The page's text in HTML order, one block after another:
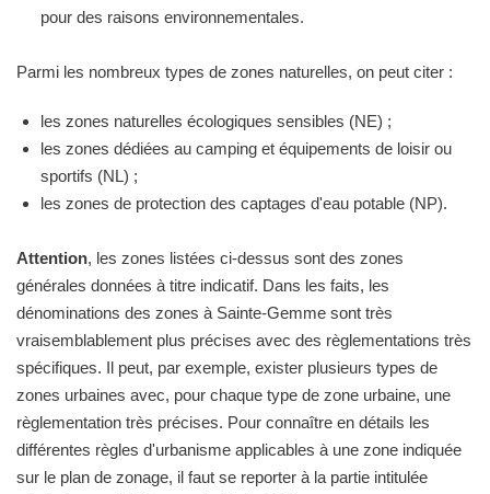
pour des raisons environnementales.
Parmi les nombreux types de zones naturelles, on peut citer :
les zones naturelles écologiques sensibles (NE) ;
les zones dédiées au camping et équipements de loisir ou
sportifs (NL) ;
les zones de protection des captages d'eau potable (NP).
Attention, les zones listées ci-dessus sont des zones
générales données à titre indicatif. Dans les faits, les
dénominations des zones à Sainte-Gemme sont très
vraisemblablement plus précises avec des règlementations très
spécifiques. Il peut, par exemple, exister plusieurs types de
zones urbaines avec, pour chaque type de zone urbaine, une
règlementation très précises. Pour connaître en détails les
différentes règles d'urbanisme applicables à une zone indiquée
sur le plan de zonage, il faut se reporter à la partie intitulée